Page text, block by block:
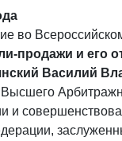
во
продажи и его
Василий
и